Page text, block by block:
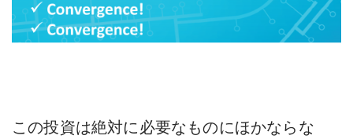
この投資は絶対に必要なものにほかならな